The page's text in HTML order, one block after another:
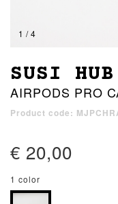
1 / 4
SUSI HUB
AIRPODS PRO
Product code:
€ 20,00
1 color